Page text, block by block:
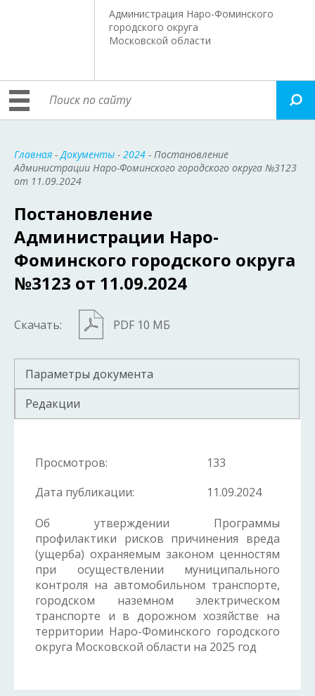
Администрация Наро-Фоминского
городского округа
Московской области
Главная -Документы - 2024 - Постановление
Администрации Наро-Фоминского городского округа №3123
от 11.09.2024
Постановление
Администрации Наро-
Фоминского городского округа
№3123 от 11.09.2024
Скачать: PDF 10 МБ
Параметры документа
Редакции
Просмотров:
133
Дата публикации:
11.09.2024
Об утверждении Программы
профилактики рисков причинения вреда
(ущерба) охраняемым законом ценностям
при осуществлении муниципального
контроля на автомобильном транспорте,
городском наземном электрическом
транспорте и в дорожном хозяйстве на
территории Наро-Фоминского городского
округа Московской области на 2025 год